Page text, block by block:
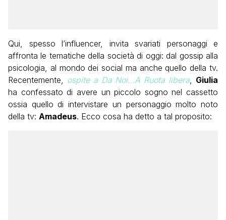
Qui, spesso l’influencer, invita svariati personaggi e
affronta le tematiche della società di oggi: dal gossip alla
psicologia, al mondo dei social ma anche quello della tv.
Recentemente, ospite a Da Noi…A Ruota libera
Giulia
ha confessato di avere un piccolo sogno nel cassetto
ossia quello di intervistare un personaggio molto noto
della tv: Amadeus. Ecco cosa ha detto a tal proposito: